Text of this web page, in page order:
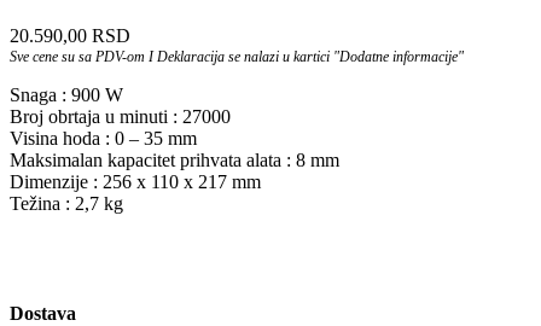
20.590,00 RSD
Sve cene su sa PDV-om I Deklaracija se nalazi u kartici "Dodatne informacije"
Snaga : 900 W
Broj obrtaja u minuti : 27000
Visina hoda : 0 – 35 mm
Maksimalan kapacitet prihvata alata : 8 mm
Dimenzije : 256 x 110 x 217 mm
Težina : 2,7 kg
Dostava